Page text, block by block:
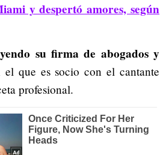
y despertó amores, según
su firma de abogados y
el que es socio con el cantante
profesional.